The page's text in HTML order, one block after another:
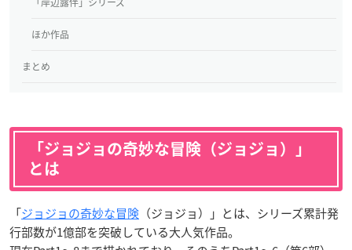
ほか作品
まとめ
「ジョジョの奇妙な冒険（ジョジョ）」
とは
「ジョジョの奇妙な冒険 （ジョジョ）」とは、シリーズ累計発
行部数が1億部を突破している大人気作品。